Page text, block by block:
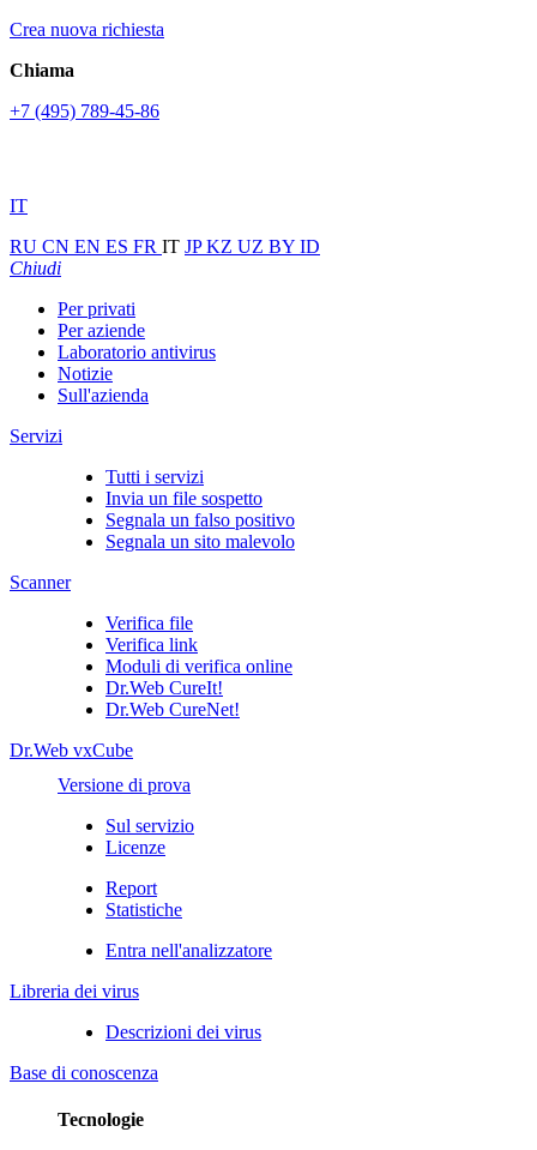
Crea nuova richiesta
Chiama
+7 (495) 789-45-86
IT
RU CN EN ES FR IT JPKZ UZ BY ID
Chiudi
Per privati
Per aziende
Laboratorio antivirus
Notizie
Sull'azienda
Servizi
Tutti i servizi
Invia un file sospetto
Segnala un falso positivo
Segnala un sito malevolo
Scanner
Verifica file
Verifica link
Moduli di verifica online
Dr.Web CureIt!
Dr.Web CureNet!
Dr.Web vxCube
Versione di prova
Sul servizio
Licenze
Report
Statistiche
Entra nell'analizzatore
Libreria dei virus
Descrizioni dei virus
Base di conoscenza
Tecnologie